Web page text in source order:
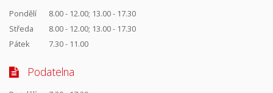
Pondělí
8.00 - 12.00; 13.00 - 17.30
Středa
8.00 - 12.00; 13.00 - 17.30
Pátek
7.30 - 11.00
Podatelna